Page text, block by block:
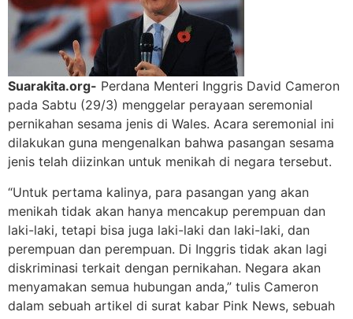
Suarakita.org- Perdana Menteri Inggris David Cameron
pada Sabtu (29/3) menggelar perayaan seremonial
pernikahan sesama jenis di Wales. Acara seremonial ini
dilakukan guna mengenalkan bahwa pasangan sesama
jenis telah diizinkan untuk menikah di negara tersebut.
“Untuk pertama kalinya, para pasangan yang akan
menikah tidak akan hanya mencakup perempuan dan
laki-laki, tetapi bisa juga laki-laki dan laki-laki, dan
perempuan dan perempuan. Di Inggris tidak akan lagi
diskriminasi terkait dengan pernikahan. Negara akan
menyamakan semua hubungan anda,” tulis Cameron
dalam sebuah artikel di surat kabar Pink News, sebuah